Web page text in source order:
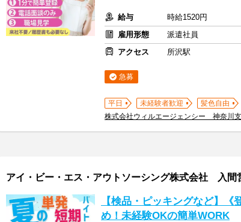
給与
時給1520円
雇用形態
派遣社員
アクセス
所沢駅
急募
平日 未経験者歓迎 髪色自由
株式会社ウィルエージェンシー 神奈川
アイ・ビー・エス・アウトソーシング株式会社 入
【検品・ピッキングなど】
め！未経験OKの簡単WORK